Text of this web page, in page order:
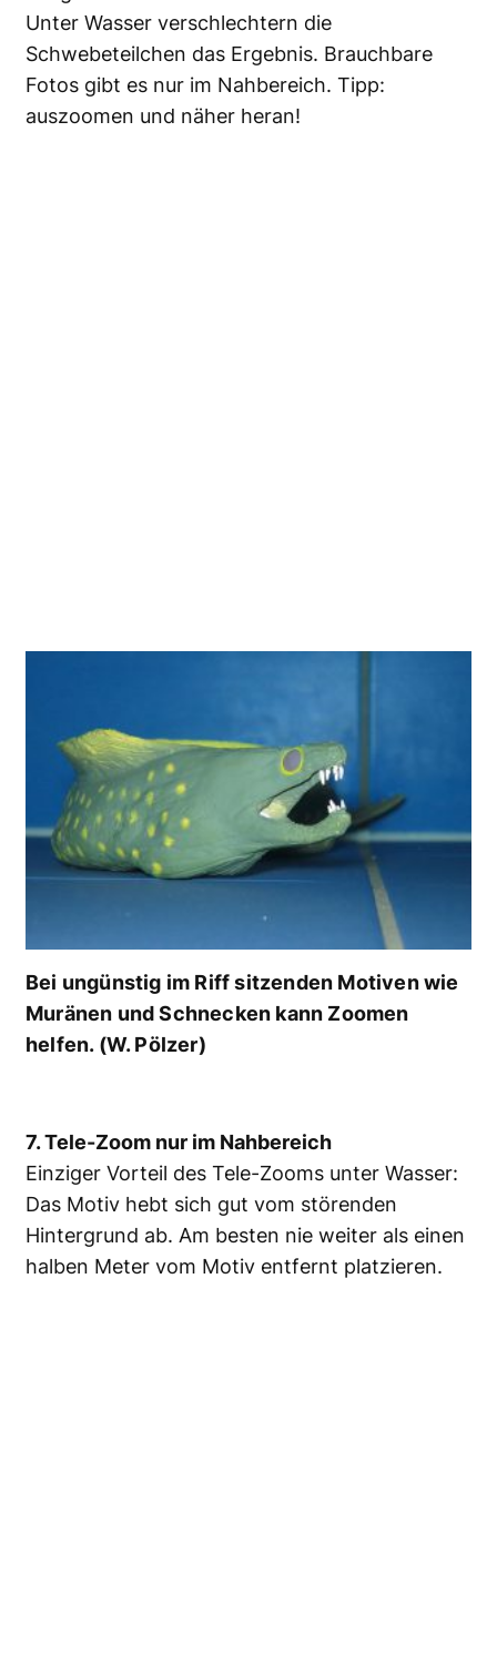
Unter Wasser verschlechtern die
Schwebeteilchen das Ergebnis. Brauchbare
Fotos gibt es nur im Nahbereich. Tipp:
auszoomen und näher heran!
Bei ungünstig im Riff sitzenden Motiven wie
Muränen und Schnecken kann Zoomen
helfen. (W. Pölzer)
7. Tele-Zoom nur im Nahbereich
Einziger Vorteil des Tele-Zooms unter Wasser:
Das Motiv hebt sich gut vom störenden
Hintergrund ab. Am besten nie weiter als einen
halben Meter vom Motiv entfernt platzieren.